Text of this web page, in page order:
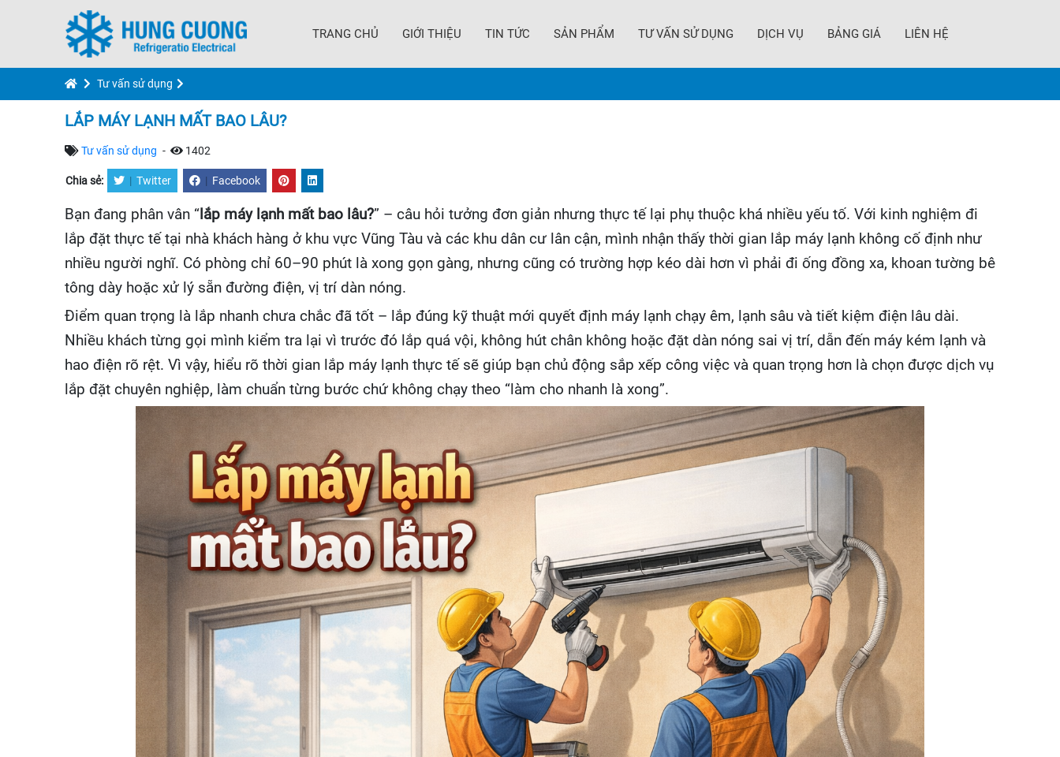
TRANG CHỦ GIỚI THIỆU TIN TỨC SẢN PHẨM TƯ VẤN SỬ DỤNG DỊCH VỤ BẢNG GIÁ LIÊN HỆ
Tư vấn sử dụng
LẮP MÁY LẠNH MẤT BAO LÂU?
Tư vấn sử dụng - 1402
Chia sẻ: | Twitter | Facebook
Bạn đang phân vân “ lắp máy lạnh mất bao lâu?” – câu hỏi tưởng đơn giản nhưng thực tế lại phụ thuộc khá nhiều yếu tố. Với kinh nghiệm đi
lắp đặt thực tế tại nhà khách hàng ở khu vực Vũng Tàu và các khu dân cư lân cận, mình nhận thấy thời gian lắp máy lạnh không cố định như
nhiều người nghĩ. Có phòng chỉ 60–90 phút là xong gọn gàng, nhưng cũng có trường hợp kéo dài hơn vì phải đi ống đồng xa, khoan tường bê
tông dày hoặc xử lý sẵn đường điện, vị trí dàn nóng.
Điểm quan trọng là lắp nhanh chưa chắc đã tốt – lắp đúng kỹ thuật mới quyết định máy lạnh chạy êm, lạnh sâu và tiết kiệm điện lâu dài.
Nhiều khách từng gọi mình kiểm tra lại vì trước đó lắp quá vội, không hút chân không hoặc đặt dàn nóng sai vị trí, dẫn đến máy kém lạnh và
hao điện rõ rệt. Vì vậy, hiểu rõ thời gian lắp máy lạnh thực tế sẽ giúp bạn chủ động sắp xếp công việc và quan trọng hơn là chọn được dịch vụ
lắp đặt chuyên nghiệp, làm chuẩn từng bước chứ không chạy theo “làm cho nhanh là xong”.